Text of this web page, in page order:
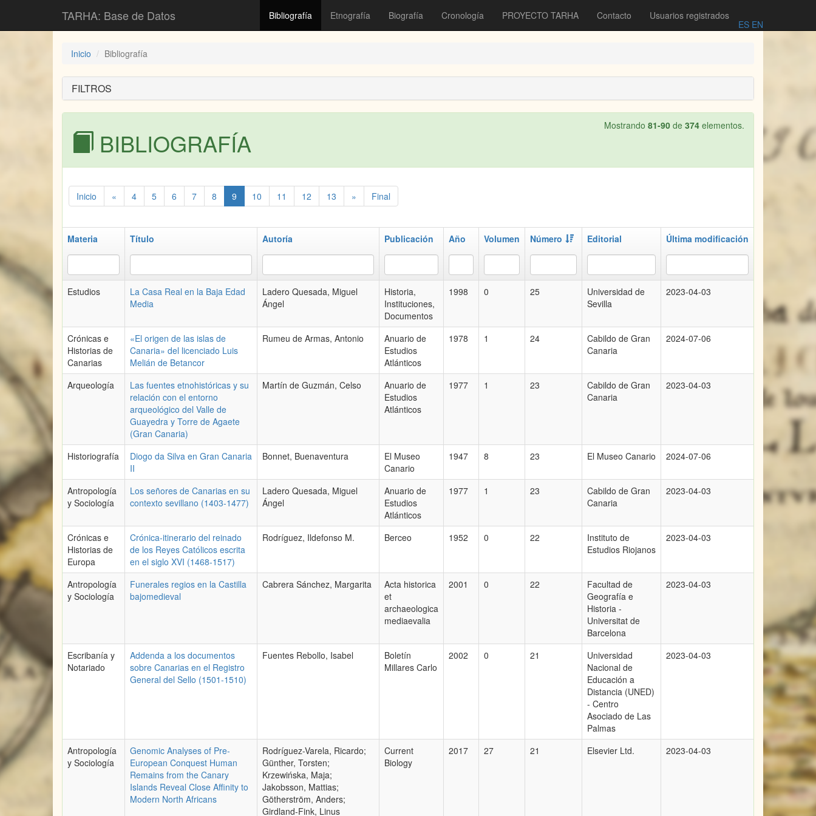
TARHA: Base de Datos Bibliografía Etnografía Biografía Cronología PROYECTO TARHA Contacto Usuarios registrados
ES EN
Inicio Bibliografía
FILTROS
Mostrando 81-90 de 374 elementos.
BIBLIOGRAFÍA
Inicio « 4 5 6 7 8 9 10 11 12 13 » Final
Materia Título Autoría Publicación Año Volumen Número Editorial Última modificación
Estudios
La Casa Real en la Baja Edad
Media
Ladero Quesada, Miguel
Ángel
Historia,
Instituciones,
Documentos
1998 0 25
Universidad de
Sevilla
2023-04-03
Crónicas e
Historias de
Canarias
«El origen de las islas de
Canaria» del licenciado Luis
Melián de Betancor
Rumeu de Armas, Antonio
Anuario de
Estudios
Atlánticos
1978 1 24
Cabildo de Gran
Canaria
2024-07-06
Arqueología
Las fuentes etnohistóricas y su
relación con el entorno
arqueológico del Valle de
Guayedra y Torre de Agaete
(Gran Canaria)
Martín de Guzmán, Celso
Anuario de
Estudios
Atlánticos
1977 1 23
Cabildo de Gran
Canaria
2023-04-03
Historiografía
Diogo da Silva en Gran Canaria
II
Bonnet, Buenaventura
El Museo
Canario
1947 8 23 El Museo Canario 2024-07-06
Antropología
y Sociología
Los señores de Canarias en su
contexto sevillano (1403-1477)
Ladero Quesada, Miguel
Ángel
Anuario de
Estudios
Atlánticos
1977 1 23
Cabildo de Gran
Canaria
2023-04-03
Crónicas e
Historias de
Europa
Crónica-itinerario del reinado
de los Reyes Católicos escrita
en el siglo XVI (1468-1517)
Rodríguez, Ildefonso M. Berceo 1952 0 22
Instituto de
Estudios Riojanos
2023-04-03
Antropología
y Sociología
Funerales regios en la Castilla
bajomedieval
Cabrera Sánchez, Margarita
Acta historica
et
archaeologica
mediaevalia
2001 0 22
Facultad de
Geografía e
Historia -
Universitat de
Barcelona
2023-04-03
Escribanía y
Notariado
Addenda a los documentos
sobre Canarias en el Registro
General del Sello (1501-1510)
Fuentes Rebollo, Isabel
Boletín
Millares Carlo
2002 0 21
Universidad
Nacional de
Educación a
Distancia (UNED)
- Centro
Asociado de Las
Palmas
2023-04-03
Antropología
y Sociología
Genomic Analyses of Pre-
European Conquest Human
Remains from the Canary
Islands Reveal Close Affinity to
Modern North Africans
Rodríguez-Varela, Ricardo;
Günther, Torsten;
Krzewińska, Maja;
Jakobsson, Mattias;
Götherström, Anders;
Girdland-Fink, Linus
Current
Biology
2017 27 21 Elsevier Ltd. 2023-04-03